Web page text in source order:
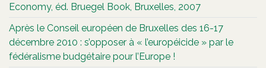
Economy, éd. Bruegel Book, Bruxelles, 2007
Après le Conseil européen de Bruxelles des 16-17
décembre 2010 : s’opposer à « l’européicide » par le
fédéralisme budgétaire pour l’Europe !